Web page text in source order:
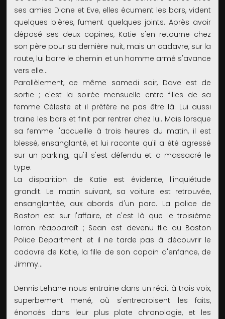
ses amies Diane et Eve, elles écument les bars, vident
quelques bières, fument quelques joints. Après avoir
déposé ses deux copines, Katie s'en retourne chez
son père pour sa dernière nuit, mais un cadavre, sur la
route, lui barre le chemin et un homme armé s'avance
vers elle...
Parallèlement, ce même samedi soir, Dave est de
sortie ; c'est la soirée mensuelle entre filles de sa
femme Céleste et il préfère ne pas être là. Lui aussi
traine les bars et finit par rentrer chez lui. Mais lorsque
sa femme l'accueille à trois heures du matin, il est
blessé, ensanglanté, et lui raconte qu'il a été agressé
sur un parking, qu'il s'est défendu et a massacré le
type.
La disparition de Katie est évidente, l'inquiétude
grandit. Le matin suivant, sa voiture est retrouvée,
ensanglantée, aux abords d'un parc. La police de
Boston est sur l'affaire, et c'est là que le troisième
larron réapparaît ; Sean est devenu flic au Boston
Police Department et il ne tarde pas à découvrir le
cadavre de Katie, la fille de son copain d'enfance, de
Jimmy...
Dennis Lehane nous entraine dans un récit à trois voix,
superbement mené, où s'entrecroisent les faits,
énoncés dans leur plus plate chronologie, et les